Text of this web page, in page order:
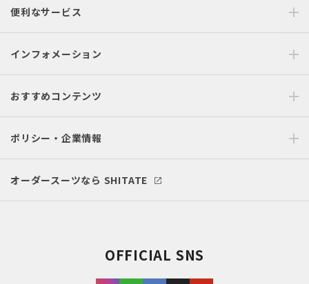
便利なサービス
インフォメーション
おすすめコンテンツ
ポリシー・企業情報
オーダースーツなら SHITATE
OFFICIAL SNS